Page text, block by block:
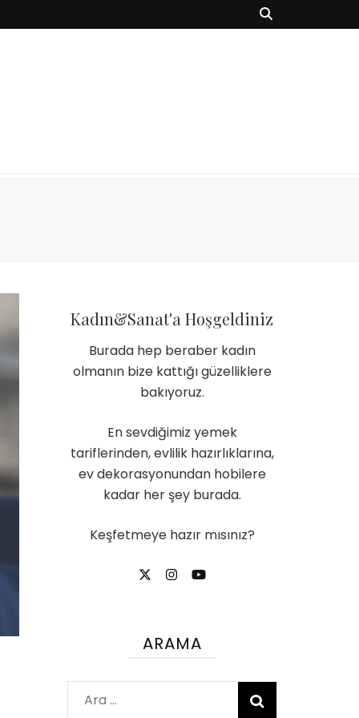
Kadın&Sanat'a Hoşgeldiniz
Burada hep beraber kadın
olmanın bize kattığı güzelliklere
bakıyoruz.
En sevdiğimiz yemek
tariflerinden, evlilik hazırlıklarına,
ev dekorasyonundan hobilere
kadar her şey burada.
Keşfetmeye hazır mısınız?
ARAMA
Arama: